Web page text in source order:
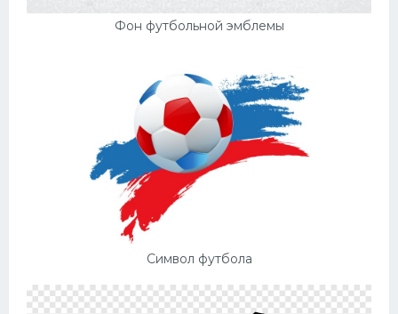
Фон футбольной эмблемы
Символ футбола